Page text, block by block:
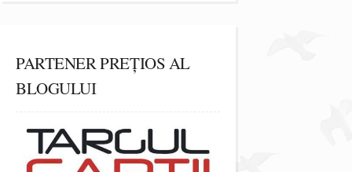
PARTENER PREȚIOS AL
BLOGULUI